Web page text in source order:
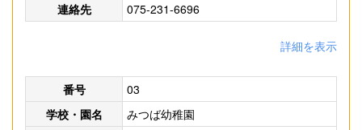
連絡先 075-231-6696
詳細を表示
番号
03
学校・園名
みつば幼稚園